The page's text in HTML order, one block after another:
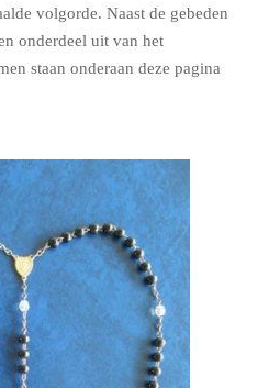
volgorde. Naast de gebeden
onderdeel uit van het
staan onderaan deze pagina